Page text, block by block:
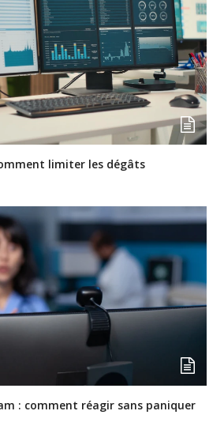
limiter les dégâts
: comment réagir sans paniquer